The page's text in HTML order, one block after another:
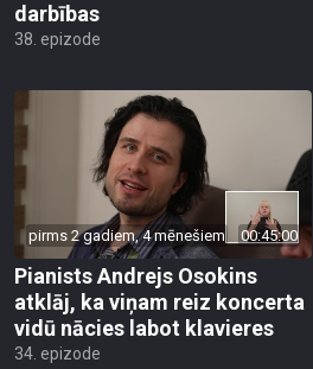
darbības
38. epizode
pirms 2 gadiem, 4 mēnešiem 00:45:00
Pianists Andrejs Osokins
atklāj, ka viņam reiz koncerta
vidū nācies labot klavieres
34. epizode